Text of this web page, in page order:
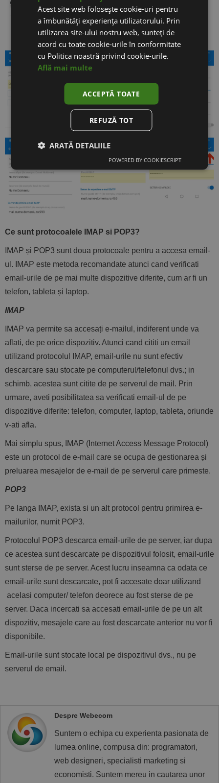
Ce sunt protocoalele IMAP si POP3?
IMAP și POP3 sunt doua protocoale pentru a accesa email-
ul. IMAP este metoda recomandate atunci cand verificati
email-urile de pe mai multe dispozitive diferite, cum ar fi un
telefon, tableta și laptop.
IMAP
IMAP va permite sa accesați e-mailul, indiferent unde va
aflati, de pe orice dispozitiv. Atunci cand cititi un email
utilizand protocolul IMAP, email-urile nu sunt efectiv
descarcare sau stocate pe computerul/telefonul dvs.; in
schimb, acestea sunt citite de pe serverul de mail. Prin
urmare, aveti posibilitatea sa verificati email-ul de pe
dispozitive diferite: telefon, computer, laptop, tableta, oriunde
v-ati afla.
Mai simplu spus, IMAP (Internet Access Message Protocol)
este un protocol de e-mail care se ocupa de gestionarea și
preluarea mesajelor de e-mail de pe serverul care primeste.
POP3
Pe langa IMAP, exista si un alt protocol pentru primirea e-
mailurilor, numit POP3.
Protocolul POP3 descarca email-urile de pe server, iar dupa
ce acestea sunt descarcate pe dispozitivul folosit, email-urile
sunt sterse de pe server. Acest lucru inseamna ca odata ce
email-urile sunt descarcate, pot fi accesate doar utilizand
acelasi computer/ telefon deorece au fost sterse de pe
server. Daca incercati sa accesati email-urile de pe un alt
dispozitiv, mesajele care au fost descarcate anterior nu vor fi
disponibile.
Email-urile sunt stocate local pe dispozitivul dvs., nu pe
serverul de email.
Despre Webecom
Suntem o echipa cu experienta pasionata de
lumea online, compusa din: programatori,
web designeri, specialisti marketing si
economisti. Suntem mereu in cautarea unor
Acest site web folosește cookie-uri pentru
a îmbunătăți experiența utilizatorului. Prin
utilizarea site-ului nostru web, sunteți de
acord cu toate cookie-urile în conformitate
cu Politica noastră privind cookie-urile.
Află mai multe
ACCEPTĂ TOATE
REFUZĂ TOT
ARATĂ DETALIILE
POWERED BY COOKIESCRIPT